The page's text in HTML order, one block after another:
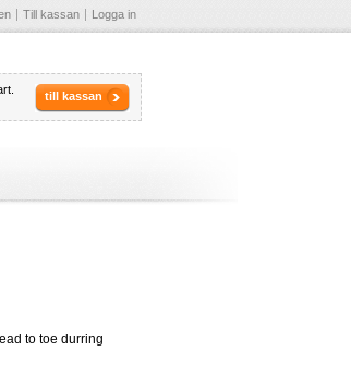
Till kassan Logga in
till kassan
to toe durring